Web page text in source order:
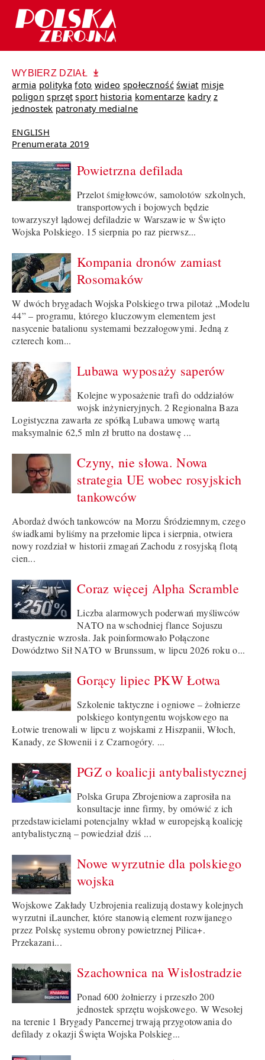
WYBIERZ DZIAŁ
armia polityka foto wideo społeczność świat misje
poligon sprzęt sport historia komentarze kadry z
jednostek patronaty medialne
ENGLISH
Prenumerata 2019
Powietrzna defilada
Przelot śmigłowców, samolotów szkolnych,
transportowych i bojowych będzie
towarzyszył lądowej defiladzie w Warszawie w Święto
Wojska Polskiego. 15 sierpnia po raz pierwsz...
Kompania dronów zamiast
Rosomaków
W dwóch brygadach Wojska Polskiego trwa pilotaż „Modelu
44” – programu, którego kluczowym elementem jest
nasycenie batalionu systemami bezzałogowymi. Jedną z
czterech kom...
Lubawa wyposaży saperów
Kolejne wyposażenie trafi do oddziałów
wojsk inżynieryjnych. 2 Regionalna Baza
Logistyczna zawarła ze spółką Lubawa umowę wartą
maksymalnie 62,5 mln zł brutto na dostawę ...
Czyny, nie słowa. Nowa
strategia UE wobec rosyjskich
tankowców
Abordaż dwóch tankowców na Morzu Śródziemnym, czego
świadkami byliśmy na przełomie lipca i sierpnia, otwiera
nowy rozdział w historii zmagań Zachodu z rosyjską flotą
cien...
Coraz więcej Alpha Scramble
Liczba alarmowych poderwań myśliwców
NATO na wschodniej flance Sojuszu
drastycznie wzrosła. Jak poinformowało Połączone
Dowództwo Sił NATO w Brunssum, w lipcu 2026 roku o...
Gorący lipiec PKW Łotwa
Szkolenie taktyczne i ogniowe – żołnierze
polskiego kontyngentu wojskowego na
Łotwie trenowali w lipcu z wojskami z Hiszpanii, Włoch,
Kanady, ze Słowenii i z Czarnogóry. ...
PGZ o koalicji antybalistycznej
Polska Grupa Zbrojeniowa zaprosiła na
konsultacje inne firmy, by omówić z ich
przedstawicielami potencjalny wkład w europejską koalicję
antybalistyczną – powiedział dziś ...
Nowe wyrzutnie dla polskiego
wojska
Wojskowe Zakłady Uzbrojenia realizują dostawy kolejnych
wyrzutni iLauncher, które stanowią element rozwijanego
przez Polskę systemu obrony powietrznej Pilica+.
Przekazani...
Szachownica na Wisłostradzie
Ponad 600 żołnierzy i przeszło 200
jednostek sprzętu wojskowego. W Wesołej
na terenie 1 Brygady Pancernej trwają przygotowania do
defilady z okazji Święta Wojska Polskieg...